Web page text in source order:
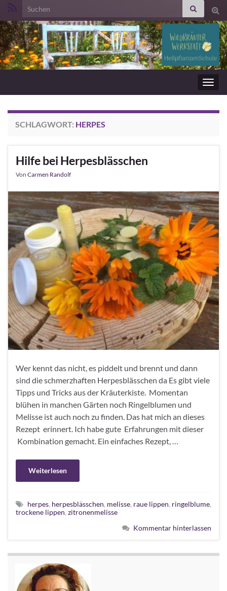
Search for:
SCHLAGWORT: HERPES
Hilfe bei Herpesblässchen
Von Carmen Randolf
Wer kennt das nicht, es piddelt und brennt und dann
sind die schmerzhaften Herpesblässchen da Es gibt viele
Tipps und Tricks aus der Kräuterkiste. Momentan
blühen in manchen Gärten noch Ringelblumen und
Melisse ist auch noch zu finden. Das hat mich an dieses
Rezept erinnert. Ich habe gute Erfahrungen mit dieser
Kombination gemacht. Ein einfaches Rezept, …
Weiterlesen
herpes, herpesblässchen, melisse, raue lippen, ringelblume,
trockene lippen, zitronenmelisse
Kommentar hinterlassen